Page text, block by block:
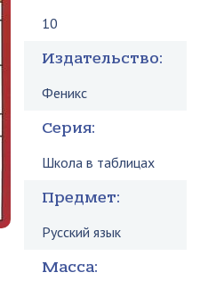
10
Издательство:
Феникс
Серия:
Школа в таблицах
Предмет:
Русский язык
Масса: